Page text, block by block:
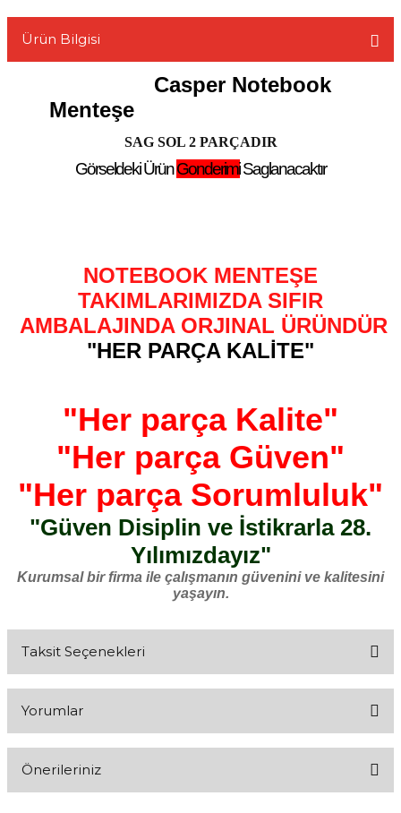
Ürün Bilgisi
Casper Notebook
Menteşe
SAG SOL 2 PARÇADIR
Görseldeki ÜrünGonderimiSaglanacaktır
NOTEBOOK MENTEŞE
TAKIMLARIMIZDA SIFIR
AMBALAJINDA ORJINAL ÜRÜNDÜR
"HER PARÇA KALİTE"
"Her parça Kalite"
"Her parça Güven"
"Her parça Sorumluluk"
"Güven Disiplin ve İstikrarla 28.
Yılımızdayız"
Kurumsal bir firma ile çalışmanın güvenini ve kalitesini
yaşayın.
Taksit Seçenekleri
Yorumlar
Önerileriniz